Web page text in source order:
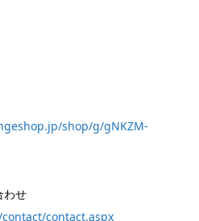
shop/g/gNKZM-
わせ
contact.aspx